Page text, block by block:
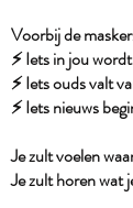
Voorbij de
⚡️ Iets in jou
⚡️ Iets ouds valt
⚡️ Iets nieuws
Je zult voelen
Je zult horen wat